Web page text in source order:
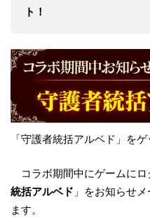
ト！
「守護者統括アルベド」をゲ
コラボ期間中にゲームにロ
統括アルベド 」をお知らせ
ます。